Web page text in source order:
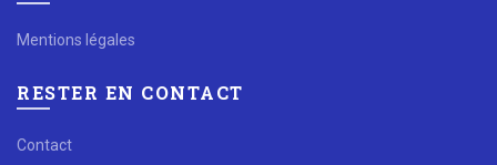
Mentions légales
RESTER EN CONTACT
Contact